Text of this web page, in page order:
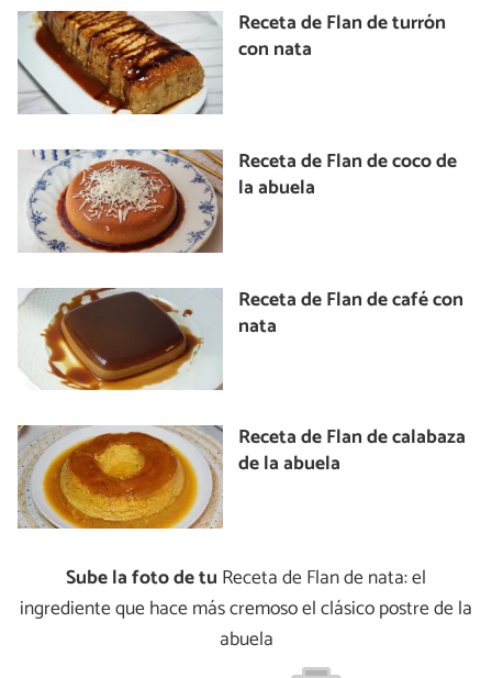
Receta de Flan de turrón
con nata
Receta de Flan de coco de
la abuela
Receta de Flan de café con
nata
Receta de Flan de calabaza
de la abuela
Sube la foto de tu Receta de Flan de nata: el
ingrediente que hace más cremoso el clásico postre de la
abuela